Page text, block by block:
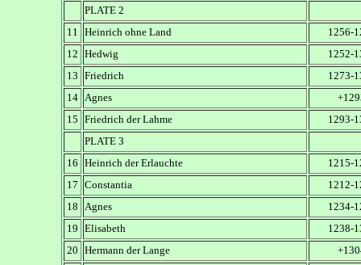
PLATE 2
11 Heinrich ohne Land
1256-
12 Hedwig
1252-
13 Friedrich
1273-
14 Agnes
15 Friedrich der Lahme
1293-
PLATE 3
16 Heinrich der Erlauchte
1215-
17 Constantia
1212-
18 Agnes
1234-
19 Elisabeth
1238-
20 Hermann der Lange